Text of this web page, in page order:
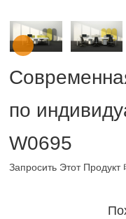
по
W0695
Запросить Этот Продукт